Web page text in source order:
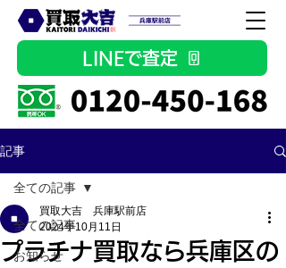
LINEで査定
記事
全ての記事
お知らせ
全ての記事
プラチナ買取なら兵庫区の
買取大吉 兵庫駅前店
2024年10月11日